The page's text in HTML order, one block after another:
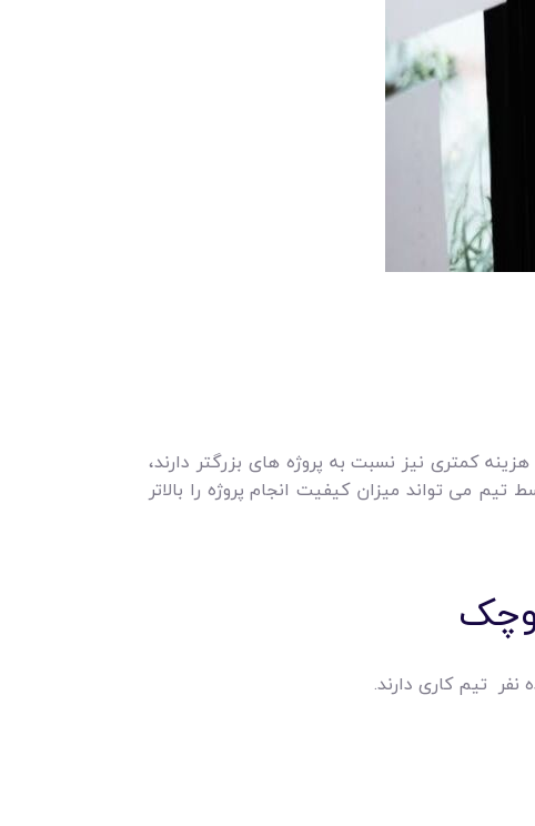
کمتری نیز نسبت به پروژه های بزرگتر دارند،
می تواند میزان کیفیت انجام پروژه را بالاتر
نفر تیم کاری دارند.